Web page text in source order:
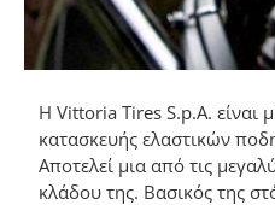
Η Vittoria Tires S.p.A. είναι
κατασκευής ελαστικών
Αποτελεί μια από τις
κλάδου της. Βασικός της